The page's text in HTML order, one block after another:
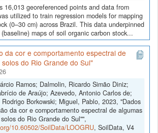
16,013 georeferenced points and data from
utilized to train regression models for mapping
(0–30 cm) across Brazil. This data underpinned
maps of soil organic carbon stock...
da cor e comportamento espectral de
do Rio Grande do Sul"
Ramos; Dalmolin, Ricardo Simão Diniz;
de Araújo; Azevedo, Antonio Carlos de;
Rodrigo Borkowski; Miguel, Pablo, 2023, "Dados
da cor e comportamento espectral de algumas
do Rio Grande do Sul"",
10.60502/SoilData/LOOGRU, SoilData, V4